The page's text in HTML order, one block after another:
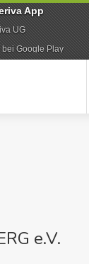
e.V.
App
UG
bei Google Play